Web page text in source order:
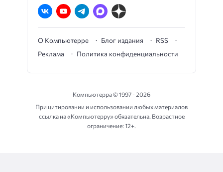
О Компьютерре Блог издания
RSS
Реклама
Политика конфиденциальности
Компьютерра ©1997 - 2026
При цитировании и использовании любых материалов
ссылка на «Компьютерру» обязательна. Возрастное
ограничение: 12+.